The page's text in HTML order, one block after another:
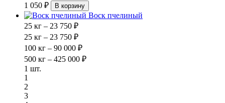
1 050 ₽
В корзину
Воск пчелиный
25 кг – 23 750 ₽
25 кг – 23 750 ₽
100 кг – 90 000 ₽
500 кг – 425 000 ₽
1 шт.
1
2
3